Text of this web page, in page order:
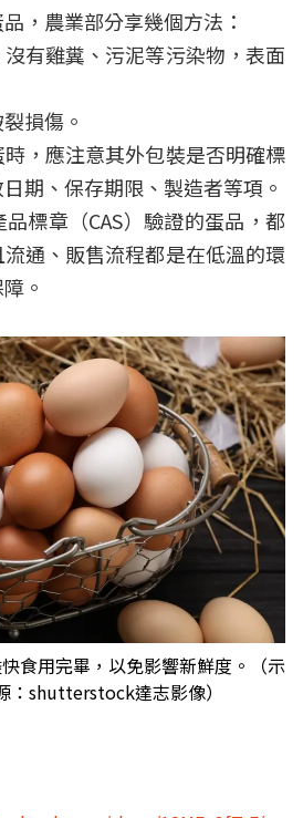
，農業部分享幾個方法：
有雞糞、污泥等污染物，表面
損傷。
，應注意其外包裝是否明確標
期、保存期限、製造者等項。
標章（CAS）驗證的蛋品，都
通、販售流程都是在低溫的環
。
食用完畢，以免影響新鮮度。（示
：shutterstock達志影像）